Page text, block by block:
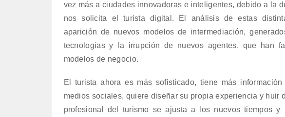
vez más a ciudades innovadoras e inteligentes, debido a la
nos solicita el turista digital. El análisis de estas
aparición de nuevos modelos de intermediación,
tecnologías y la irrupción de nuevos agentes, que han
modelos de negocio.
El turista ahora es más sofisticado, tiene más
medios sociales, quiere diseñar su propia experiencia y huir
profesional del turismo se ajusta a los nuevos tiempos y